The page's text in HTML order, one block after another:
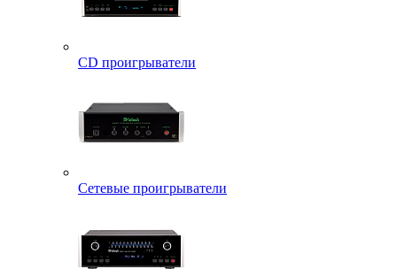
CD проигрыватели
Сетевые проигрыватели